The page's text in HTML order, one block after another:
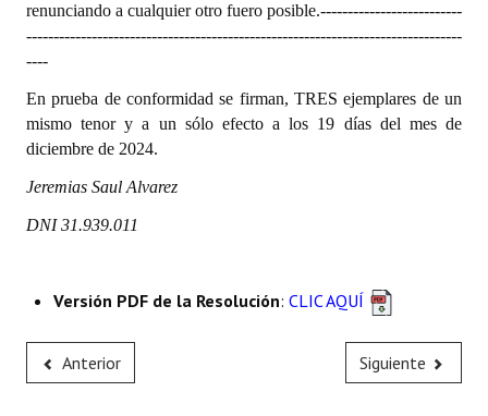
renunciando a cualquier otro fuero posible.--------------------------
--------------------------------------------------------------------------------
----
En prueba de conformidad se firman, TRES ejemplares de un
mismo tenor y a un sólo efecto a los 19 días del mes de
diciembre de 2024.
Jeremias Saul Alvarez
DNI 31.939.011
Versión PDF de la Resolución: CLIC AQUÍ
Anterior Siguiente